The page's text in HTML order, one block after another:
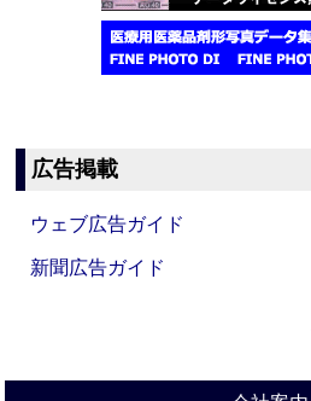
広告掲載
ウェブ広告ガイド
新聞広告ガイド